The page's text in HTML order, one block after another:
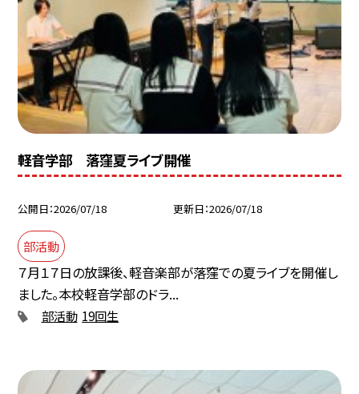
軽音学部 落窪夏ライブ開催
公開日 2026/07/18 更新日 2026/07/18
部活動
７月１７日の放課後、軽音楽部が落窪での夏ライブを開催し
ました。本校軽音学部のドラ...
部活動 19回生